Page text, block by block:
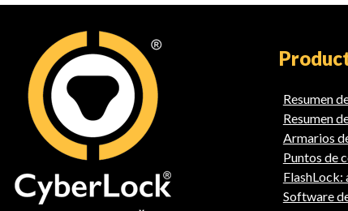
Resumen
Resumen
Armarios
Puntos de
FlashLock:
Software